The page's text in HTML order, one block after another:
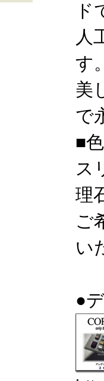
ド
人
す
美
で
■
ス
理
ご
い
●